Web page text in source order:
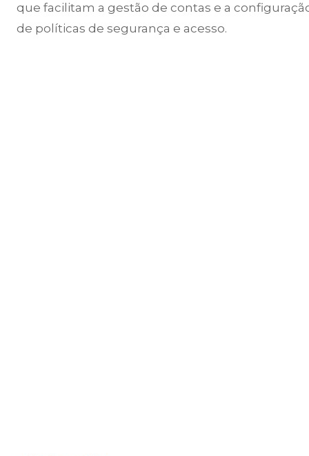
que facilitam a gestão de contas e a
de políticas de segurança e acesso.